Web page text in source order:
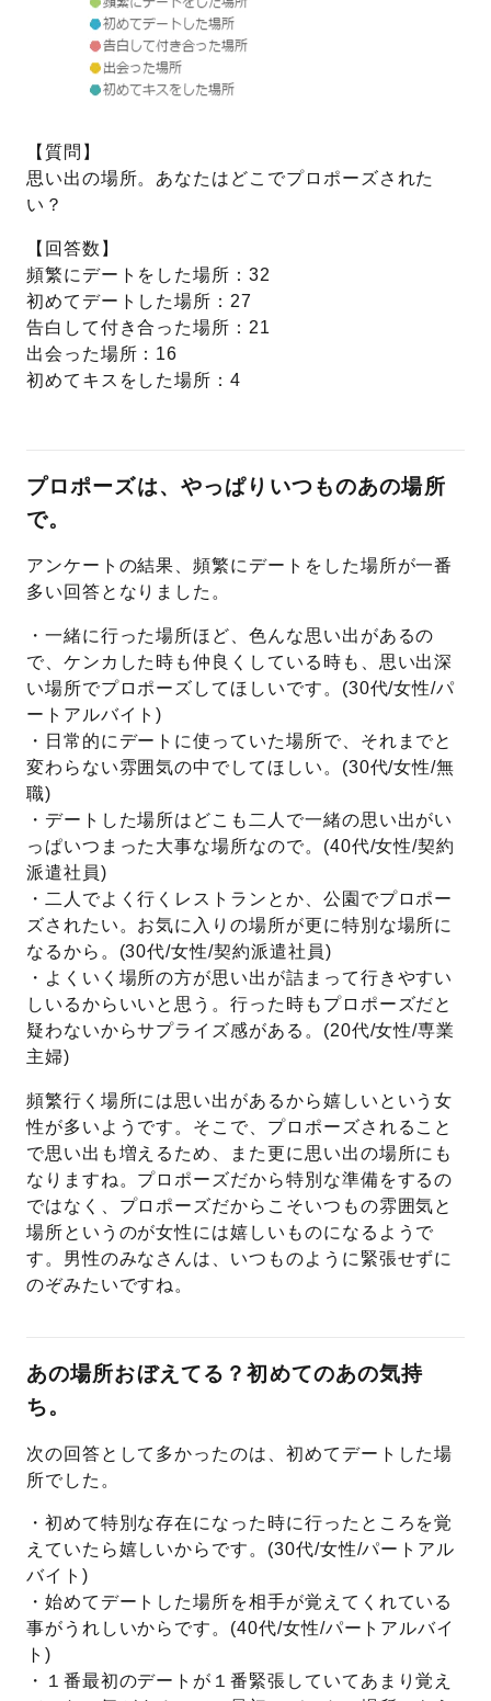
【質問】
思い出の場所。あなたはどこでプロポーズされた
い？
【回答数】
頻繁にデートをした場所：32
初めてデートした場所：27
告白して付き合った場所：21
出会った場所：16
初めてキスをした場所：4
プロポーズは、やっぱりいつものあの場所
で。
アンケートの結果、頻繁にデートをした場所が一番
多い回答となりました。
・一緒に行った場所ほど、色んな思い出があるの
で、ケンカした時も仲良くしている時も、思い出深
い場所でプロポーズしてほしいです。(30代/女性/パ
ートアルバイト)
・日常的にデートに使っていた場所で、それまでと
変わらない雰囲気の中でしてほしい。(30代/女性/無
職)
・デートした場所はどこも二人で一緒の思い出がい
っぱいつまった大事な場所なので。(40代/女性/契約
派遣社員)
・二人でよく行くレストランとか、公園でプロポー
ズされたい。お気に入りの場所が更に特別な場所に
なるから。(30代/女性/契約派遣社員)
・よくいく場所の方が思い出が詰まって行きやすい
しいるからいいと思う。行った時もプロポーズだと
疑わないからサプライズ感がある。(20代/女性/専業
主婦)
頻繁行く場所には思い出があるから嬉しいという女
性が多いようです。そこで、プロポーズされること
で思い出も増えるため、また更に思い出の場所にも
なりますね。プロポーズだから特別な準備をするの
ではなく、プロポーズだからこそいつもの雰囲気と
場所というのが女性には嬉しいものになるようで
す。男性のみなさんは、いつものように緊張せずに
のぞみたいですね。
あの場所おぼえてる？初めてのあの気持
ち。
次の回答として多かったのは、初めてデートした場
所でした。
・初めて特別な存在になった時に行ったところを覚
えていたら嬉しいからです。(30代/女性/パートアル
バイト)
・始めてデートした場所を相手が覚えてくれている
事がうれしいからです。(40代/女性/パートアルバイ
ト)
・１番最初のデートが１番緊張していてあまり覚え